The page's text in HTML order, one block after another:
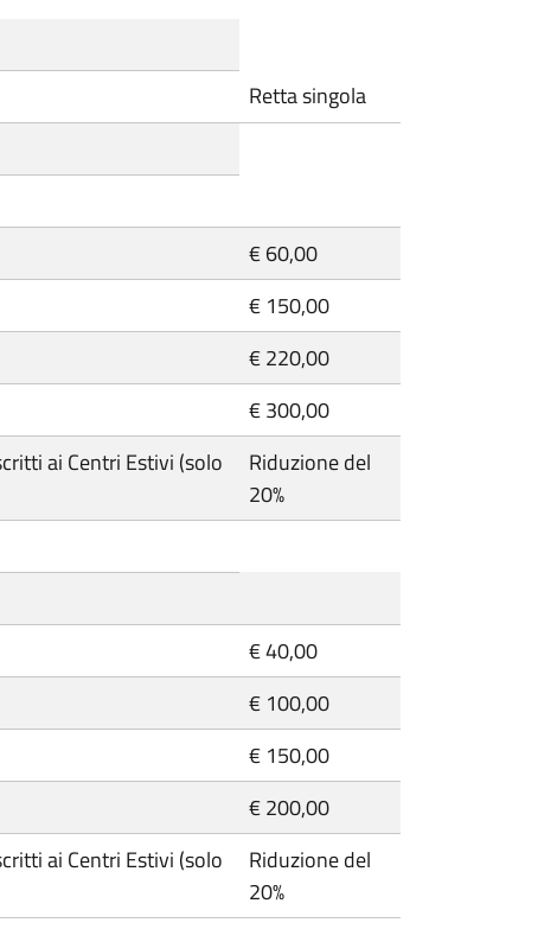
Retta singola
€ 60,00
€ 150,00
€ 220,00
€ 300,00
ai Centri Estivi (solo
Riduzione del
20%
€ 40,00
€ 100,00
€ 150,00
€ 200,00
ai Centri Estivi (solo
Riduzione del
20%